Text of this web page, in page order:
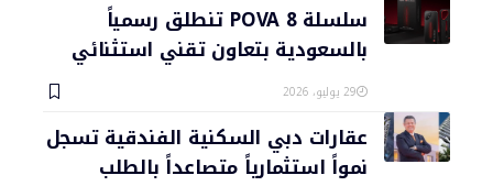
سلسلة POVA 8 تنطلق رسمياً
بالسعودية بتعاون تقني استثنائي
29 يوليو، 2026
عقارات دبي السكنية الفندقية تسجل
نمواً استثمارياً متصاعداً بالطلب